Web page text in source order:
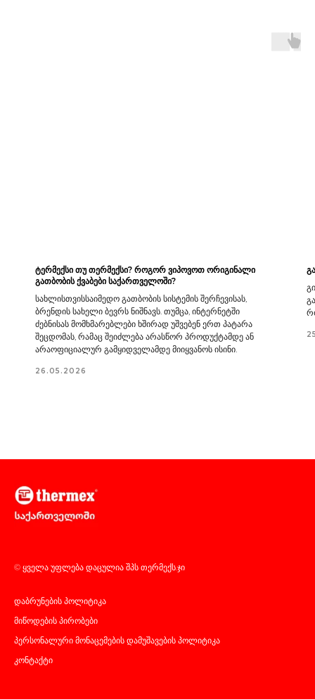
ტერმექსი თუ თერმექსი? როგორ ვიპოვოთ ორიგინალი
გათბობის ქვაბები საქართველოში?
სახლისთვისსაიმედო გათბობის სისტემის შერჩევისას,
ბრენდის სახელი ბევრს ნიშნავს. თუმცა, ინტერნეტში
ძებნისას მომხმარებლები ხშირად უშვებენ ერთ პატარა
შეცდომას, რამაც შეიძლება არასწორ პროდუქტამდე ან
არაოფიციალურ გამყიდველამდე მიიყვანოს ისინი.
26.05.2026
© ყველა უფლება დაცულია შპს თერმექს.ჯი
დაბრუნების პოლიტიკა
მიწოდების პირობები
პერსონალური მონაცემების დამუშავების პოლიტიკა
კონტაქტი